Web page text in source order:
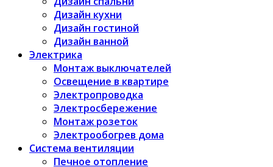
Дизайн кухни
Дизайн гостиной
Дизайн ванной
Электрика
Монтаж выключателей
Освещение в квартире
Электропроводка
Электросбережение
Монтаж розеток
Электрообогрев дома
Система вентиляции
Печное отопление